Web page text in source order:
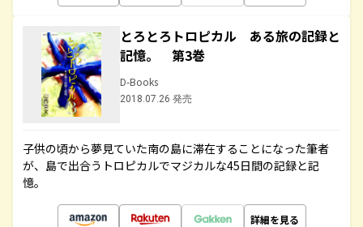
とろとろトロピカル ある旅の記録と
記憶。 第3巻
D-Books
2018.07.26 発売
子供の頃から夢見ていた南の島に滞在することになった筆者
が、島で出合うトロピカルでマジカルな45日間の記録と記
憶。
詳細を見る